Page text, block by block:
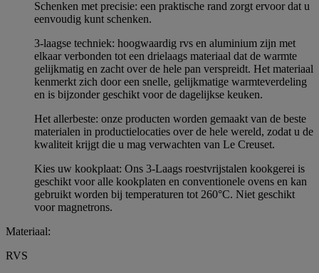
Schenken met precisie: een praktische rand zorgt ervoor dat u
eenvoudig kunt schenken.
3-laagse techniek: hoogwaardig rvs en aluminium zijn met
elkaar verbonden tot een drielaags materiaal dat de warmte
gelijkmatig en zacht over de hele pan verspreidt. Het materiaal
kenmerkt zich door een snelle, gelijkmatige warmteverdeling
en is bijzonder geschikt voor de dagelijkse keuken.
Het allerbeste: onze producten worden gemaakt van de beste
materialen in productielocaties over de hele wereld, zodat u de
kwaliteit krijgt die u mag verwachten van Le Creuset.
Kies uw kookplaat: Ons 3-Laags roestvrijstalen kookgerei is
geschikt voor alle kookplaten en conventionele ovens en kan
gebruikt worden bij temperaturen tot 260°C. Niet geschikt
voor magnetrons.
Materiaal:
RVS